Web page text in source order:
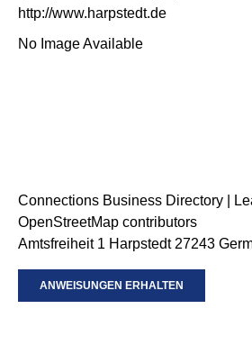
http://www.harpstedt.de
No Image Available
Connections Business Directory
OpenStreetMap contributors
Amtsfreiheit 1 Harpstedt 27243
ANWEISUNGEN ERHALTEN